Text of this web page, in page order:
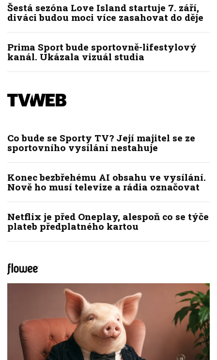
Šestá sezóna Love Island startuje 7. září,
diváci budou moci více zasahovat do děje
Prima Sport bude sportovně-lifestylový
kanál. Ukázala vizuál studia
Co bude se Sporty TV? Její majitel se ze
sportovního vysílání nestahuje
Konec bezbřehému AI obsahu ve vysílání.
Nově ho musí televize a rádia označovat
Netflix je před Oneplay, alespoň co se týče
plateb předplatného kartou